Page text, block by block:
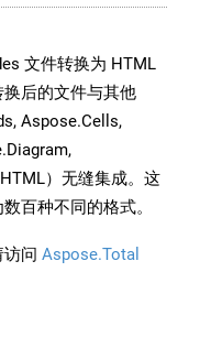
文件转换为 HTML
后的文件与其他
Aspose.Cells,
）无缝集成。这
百种不同的格式。
问 Aspose.Total